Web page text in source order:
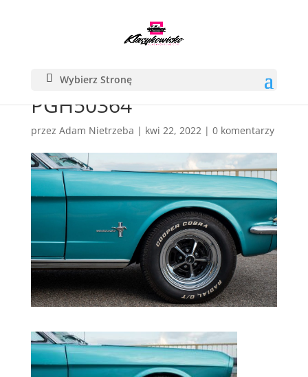
Wybierz Stronę
PGH50364
przez Adam Nietrzeba | kwi 22, 2022| 0 komentarzy